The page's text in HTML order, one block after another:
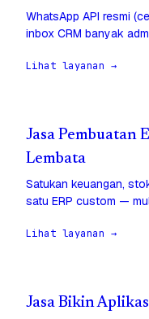
WhatsApp API resmi
inbox CRM banyak
Lihat layanan →
Jasa Pembuatan
Lembata
Satukan keuangan,
satu ERP custom —
Lihat layanan →
Jasa Bikin